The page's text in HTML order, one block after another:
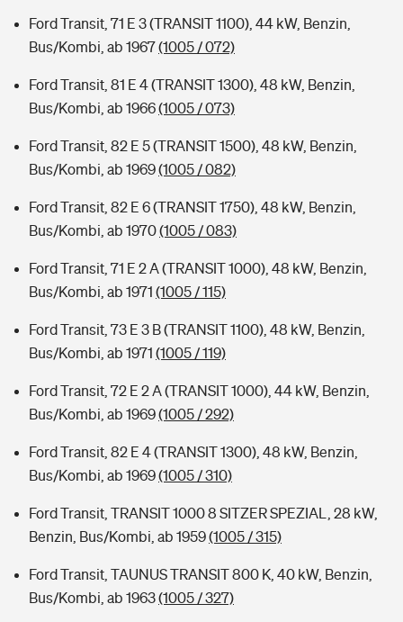
Ford Transit, 71 E 3 (TRANSIT 1100), 44 kW, Benzin,
Bus/Kombi, ab 1967(1005 / 072)
Ford Transit, 81 E 4 (TRANSIT 1300), 48 kW, Benzin,
Bus/Kombi, ab 1966(1005 / 073)
Ford Transit, 82 E 5 (TRANSIT 1500), 48 kW, Benzin,
Bus/Kombi, ab 1969(1005 / 082)
Ford Transit, 82 E 6 (TRANSIT 1750), 48 kW, Benzin,
Bus/Kombi, ab 1970(1005 / 083)
Ford Transit, 71 E 2 A (TRANSIT 1000), 48 kW, Benzin,
Bus/Kombi, ab 1971 (1005 / 115)
Ford Transit, 73 E 3 B (TRANSIT 1100), 48 kW, Benzin,
Bus/Kombi, ab 1971 (1005 / 119)
Ford Transit, 72 E 2 A (TRANSIT 1000), 44 kW, Benzin,
Bus/Kombi, ab 1969(1005 / 292)
Ford Transit, 82 E 4 (TRANSIT 1300), 48 kW, Benzin,
Bus/Kombi, ab 1969(1005 / 310)
Ford Transit, TRANSIT 1000 8 SITZER SPEZIAL, 28 kW,
Benzin, Bus/Kombi, ab 1959(1005 / 315)
Ford Transit, TAUNUS TRANSIT 800 K, 40 kW, Benzin,
Bus/Kombi, ab 1963(1005 / 327)